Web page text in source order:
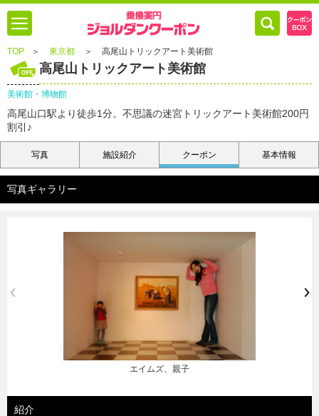
TOP ＞ 東京都 ＞ 高尾山トリックアート美術館
高尾山トリックアート美術館
美術館・博物館
高尾山口駅より徒歩1分。不思議の迷宮トリックアート美術館200円
割引♪
写真 施設紹介 クーポン 基本情報
写真ギャラリー
外観
紹介